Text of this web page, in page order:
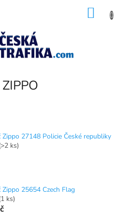
Zippo 27148 Policie České republiky
ks)
Zippo 25654 Czech Flag
ks)